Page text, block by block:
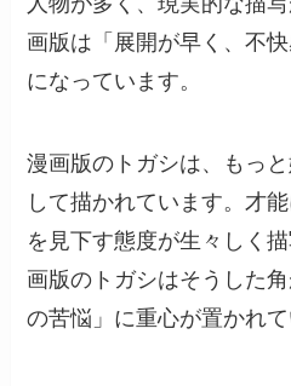
画版は「展開が早く、不
になっています。
漫画版のトガシは、もっ
して描かれています。才
を見下す態度が生々しく
画版のトガシはそうした
の苦悩」に重心が置かれて